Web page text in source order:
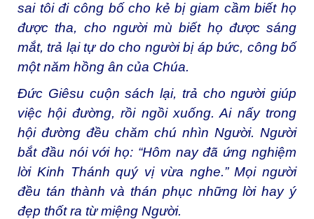
sai tôi đi công bố cho kẻ bị giam cầm biết họ
được tha, cho người mù biết họ được sáng
mắt, trả lại tự do cho người bị áp bức, công bố
một năm hồng ân của Chúa.
Đức Giêsu cuộn sách lại, trả cho người giúp
việc hội đường, rồi ngồi xuống. Ai nấy trong
hội đường đều chăm chú nhìn Người. Người
bắt đầu nói với họ: “Hôm nay đã ứng nghiệm
lời Kinh Thánh quý vị vừa nghe.” Mọi người
đều tán thành và thán phục những lời hay ý
đẹp thốt ra từ miệng Người.